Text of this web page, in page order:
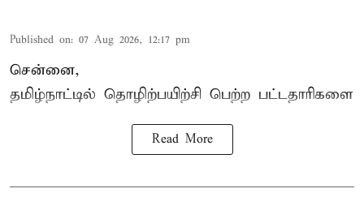
Published on: 07 Aug 2026, 12:17 pm
சென்னை,
தமிழ்நாட்டில் தொழிற்பயிற்சி பெற்ற பட்டதாரிகளை
Read More